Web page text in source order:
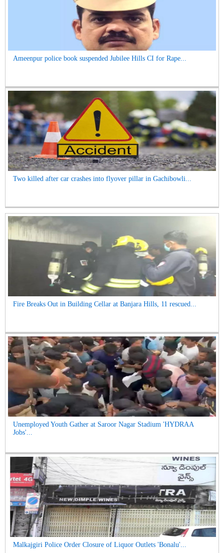
Ameenpur police book suspended Jubilee Hills CI for Rape...
Two killed after car crashes into flyover pillar in Gachibowli...
Fire Breaks Out in Building Cellar at Banjara Hills, 11 rescued...
Unemployed Youth Gather at Saroor Nagar Stadium 'HYDRAA
Jobs'...
Malkajgiri Police Order Closure of Liquor Outlets 'Bonalu'...